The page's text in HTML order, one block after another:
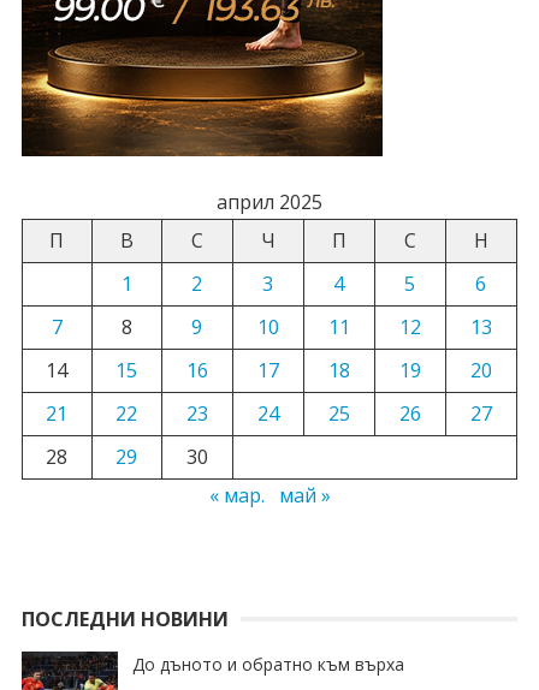
април 2025
П
В С Ч П С
Н
1
2 3 4 5
6
7
8 9 10 11 12
13
14
15 16 17 18 19
20
21
22 23 24 25 26
27
28
29
30
« мар.
май »
ПОСЛЕДНИ НОВИНИ
До дъното и обратно към върха